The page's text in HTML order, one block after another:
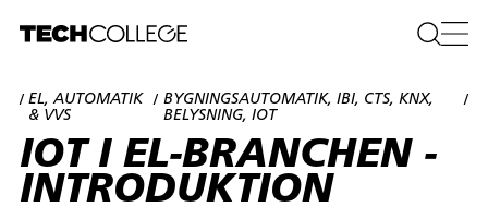
/EL, AUTOMATIK
& VVS
/ BYGNINGSAUTOMATIK, IBI, CTS, KNX,
BELYSNING, IOT
/
IOT I EL-BRANCHEN -
INTRODUKTION